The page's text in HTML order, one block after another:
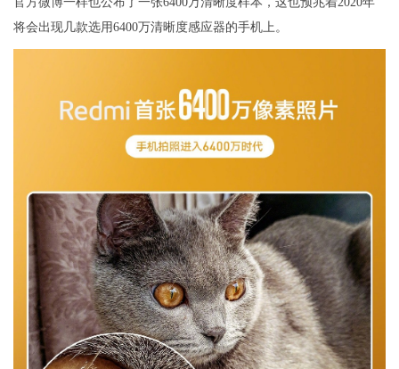
将会出现几款选用6400万清晰度感应器的手机上。